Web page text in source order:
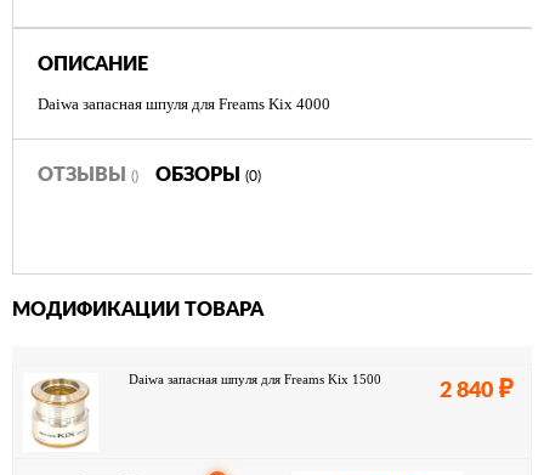
ОПИСАНИЕ
Daiwa запасная шпуля для Freams Kix 4000
ОТЗЫВЫ () ОБЗОРЫ (0)
МОДИФИКАЦИИ ТОВАРА
Daiwa запасная шпуля для Freams Kix 1500
2 840